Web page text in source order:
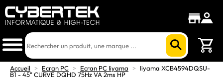
Accueil > Ecran PC > Ecran PC Iiyama >
Iiyama XCB4594DQSU-
B1 - 45" CURVE DQHD 75Hz VA 2ms HP